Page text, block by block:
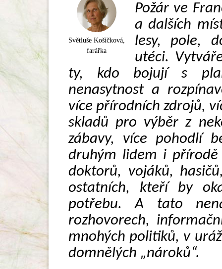
Světluše Košíčková,
farářka
Požár ve
a dalších
lesy, pole,
utéci.
ty, kdo bojují s
nenasytnost a
více přírodních zdrojů,
skladů pro výběr z
zábavy, více pohodlí
druhým lidem i přírodě
doktorů, vojáků,
ostatních, kteří by
potřebu. A tato
rozhovorech,
mnohých politiků, v
domnělých „nároků“.